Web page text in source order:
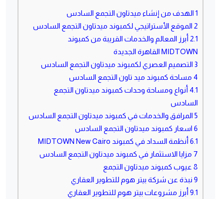
1 الهدف من إنشاء ميدتاون التجمع السادس
2 الموقع الأستراتيجي لكمبوند ميدتاون التجمع السادس
2.1 أبرز المعالم والخدمات القريبة من كمبوند
MIDTOWN القاهرة الجديدة
3 التصميم العصري لكمبوند ميدتاون التجمع السادس
4 مساحة كمبوند ميد تاون التجمع السادس
4.1 أنواع ومساحة وحدات كمبوند ميدتاون التجمع
السادس
5 المرافق والخدمات في كمبوند ميدتاون التجمع السادس
6 اسعار كمبوند ميدتاون التجمع السادس
6.1 أنظمة السداد في كمبوند MIDTOWN New Cairo
7 مزايا الاستثمار في كمبوند ميدتاون التجمع السادس
8 عيوب كمبوند ميدتاون التجمع
9 نبذة عن شركة بيتر هوم للتطوير العقاري
9.1 أبرز مشروعات بيتر هوم للتطوير العقاري